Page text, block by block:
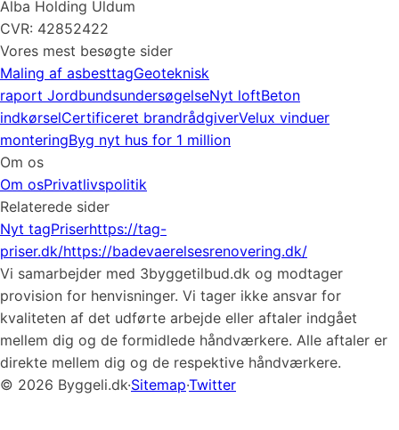
Alba Holding Uldum
CVR: 42852422
Vores mest besøgte sider
Maling af asbesttagGeoteknisk
raport JordbundsundersøgelseNyt loftBeton
indkørselCertificeret brandrådgiverVelux vinduer
monteringByg nyt hus for 1 million
Om os
Om osPrivatlivspolitik
Relaterede sider
Nyt tagPriserhttps://tag-
priser.dk/https://badevaerelsesrenovering.dk/
Vi samarbejder med 3byggetilbud.dk og modtager
provision for henvisninger. Vi tager ikke ansvar for
kvaliteten af det udførte arbejde eller aftaler indgået
mellem dig og de formidlede håndværkere. Alle aftaler er
direkte mellem dig og de respektive håndværkere.
© 2026 Byggeli.dk·Sitemap·Twitter